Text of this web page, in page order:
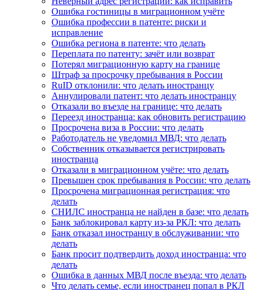
Ошибка гостиницы в миграционном учёте
Ошибка профессии в патенте: риски и
исправление
Ошибка региона в патенте: что делать
Переплата по патенту: зачёт или возврат
Потерял миграционную карту на границе
Штраф за просрочку пребывания в России
RuID отклонили: что делать иностранцу
Аннулировали патент: что делать иностранцу
Отказали во въезде на границе: что делать
Переезд иностранца: как обновить регистрацию
Просрочена виза в России: что делать
Работодатель не уведомил МВД: что делать
Собственник отказывается регистрировать
иностранца
Отказали в миграционном учёте: что делать
Превышен срок пребывания в России: что делать
Просрочена миграционная регистрация: что
делать
СНИЛС иностранца не найден в базе: что делать
Банк заблокировал карту из-за РКЛ: что делать
Банк отказал иностранцу в обслуживании: что
делать
Банк просит подтвердить доход иностранца: что
делать
Ошибка в данных МВД после въезда: что делать
Что делать семье, если иностранец попал в РКЛ